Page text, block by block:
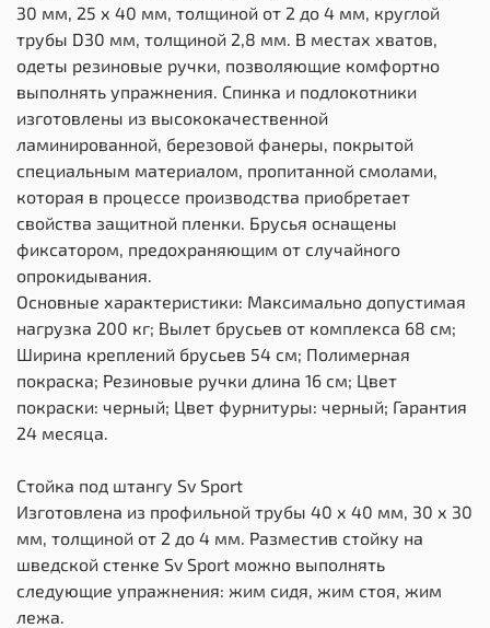
30 мм, 25 х 40 мм, толщиной от 2 до 4 мм, круглой
трубы D30 мм, толщиной 2,8 мм. В местах хватов,
одеты резиновые ручки, позволяющие комфортно
выполнять упражнения. Спинка и подлокотники
изготовлены из высококачественной
ламинированной, березовой фанеры, покрытой
специальным материалом, пропитанной смолами,
которая в процессе производства приобретает
свойства защитной пленки. Брусья оснащены
фиксатором, предохраняющим от случайного
опрокидывания.
Основные характеристики: Максимально допустимая
нагрузка 200 кг; Вылет брусьев от комплекса 68 см;
Ширина креплений брусьев 54 см; Полимерная
покраска; Резиновые ручки длина 16 см; Цвет
покраски: черный; Цвет фурнитуры: черный; Гарантия
24 месяца.
Стойка под штангу Sv Sport
Изготовлена из профильной трубы 40 х 40 мм, 30 х 30
мм, толщиной от 2 до 4 мм. Разместив стойку на
шведской стенке Sv Sport можно выполнять
следующие упражнения: жим сидя, жим стоя, жим
лежа.